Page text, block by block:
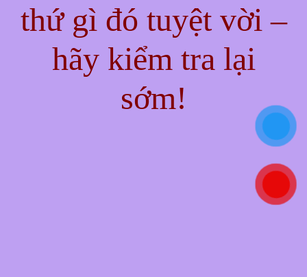
thứ gì đó tuyệt vời –
hãy kiểm tra lại
sớm!